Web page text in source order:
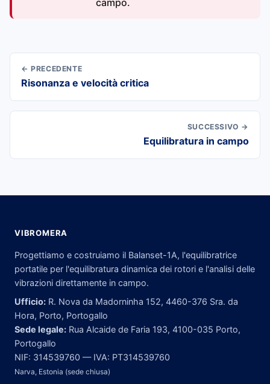
← PRECEDENTE
Risonanza e velocità critica
SUCCESSIVO →
Equilibratura in campo
VIBROMERA
Progettiamo e costruiamo il Balanset-1A, l'equilibratrice
portatile per l'equilibratura dinamica dei rotori e l'analisi delle
vibrazioni direttamente in campo.
Ufficio: R. Nova da Madorninha 152, 4460-376 Sra. da
Hora, Porto, Portogallo
Sede legale: Rua Alcaide de Faria 193, 4100-035 Porto,
Portogallo
NIF: 314539760 — IVA: PT314539760
Narva, Estonia (sede chiusa)